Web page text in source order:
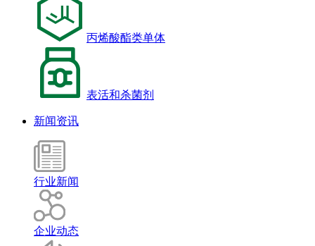
丙烯酸酯类单体
表活和杀菌剂
新闻资讯
行业新闻
企业动态